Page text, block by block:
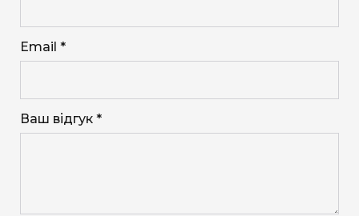
Email *
Ваш відгук *